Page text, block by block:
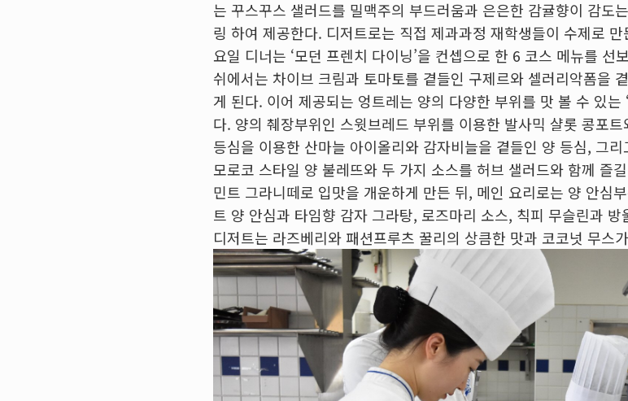
는 꾸스꾸스 샐러드를 밀맥주의 부드러움과 은은한 감귤향이 감도
링 하여 제공한다. 디저트로는 직접 제과과정 재학생들이 수제로
요일 디너는 ‘모던 프렌치 다이닝’을 컨셉으로 한 6 코스 메뉴를
쉬에서는 차이브 크림과 토마토를 곁들인 구제르와 셀러리악폼을
게 된다. 이어 제공되는 엉트레는 양의 다양한 부위를 맛 볼 수 있는
다. 양의 췌장부위인 스윗브레드 부위를 이용한 발사믹 샬롯 콩포
등심을 이용한 산마늘 아이올리와 감자비늘을 곁들인 양 등심, 그
모로코 스타일 양 불레뜨와 두 가지 소스를 허브 샐러드와 함께 즐
민트 그라니떼로 입맛을 개운하게 만든 뒤, 메인 요리로는 양 안심
트 양 안심과 타임향 감자 그라탕, 로즈마리 소스, 칙피 무슬린과
디저트는 라즈베리와 패션프루츠 꿀리의 상큼한 맛과 코코넛 무스